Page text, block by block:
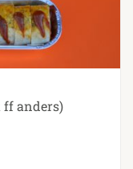
ff anders)